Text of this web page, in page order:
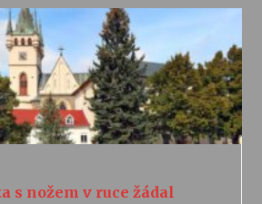
s nožem v ruce žádal